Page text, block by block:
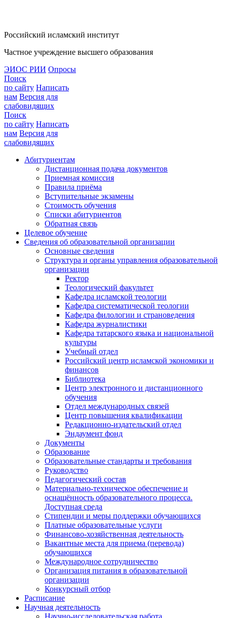
Российский исламский институт
Частное учреждение высшего образования
ЭИОС РИИ Опросы
Поиск
по сайту Написать
нам Версия для
слабовидящих
Поиск
по сайту Написать
нам Версия для
слабовидящих
Абитуриентам
Дистанционная подача документов
Приемная комиссия
Правила приёма
Вступительные экзамены
Стоимость обучения
Списки абитуриентов
Обратная связь
Целевое обучение
Сведения об образовательной организации
Основные сведения
Структура и органы управления образовательной
организации
Ректор
Теологический факультет
Кафедра исламской теологии
Кафедра систематической теологии
Кафедра филологии и страноведения
Кафедра журналистики
Кафедра татарского языка и национальной
культуры
Учебный отдел
Российский центр исламской экономики и
финансов
Библиотека
Центр электронного и дистанционного
обучения
Отдел международных связей
Центр повышения квалификации
Редакционно-издательский отдел
Эндаумент фонд
Документы
Образование
Образовательные стандарты и требования
Руководство
Педагогический состав
Материально-техническое обеспечение и
оснащённость образовательного процесса.
Доступная среда
Стипендии и меры поддержки обучающихся
Платные образовательные услуги
Финансово-хозяйственная деятельность
Вакантные места для приема (перевода)
обучающихся
Международное сотрудничество
Организация питания в образовательной
организации
Конкурсный отбор
Расписание
Научная деятельность
Научно-исследовательская работа